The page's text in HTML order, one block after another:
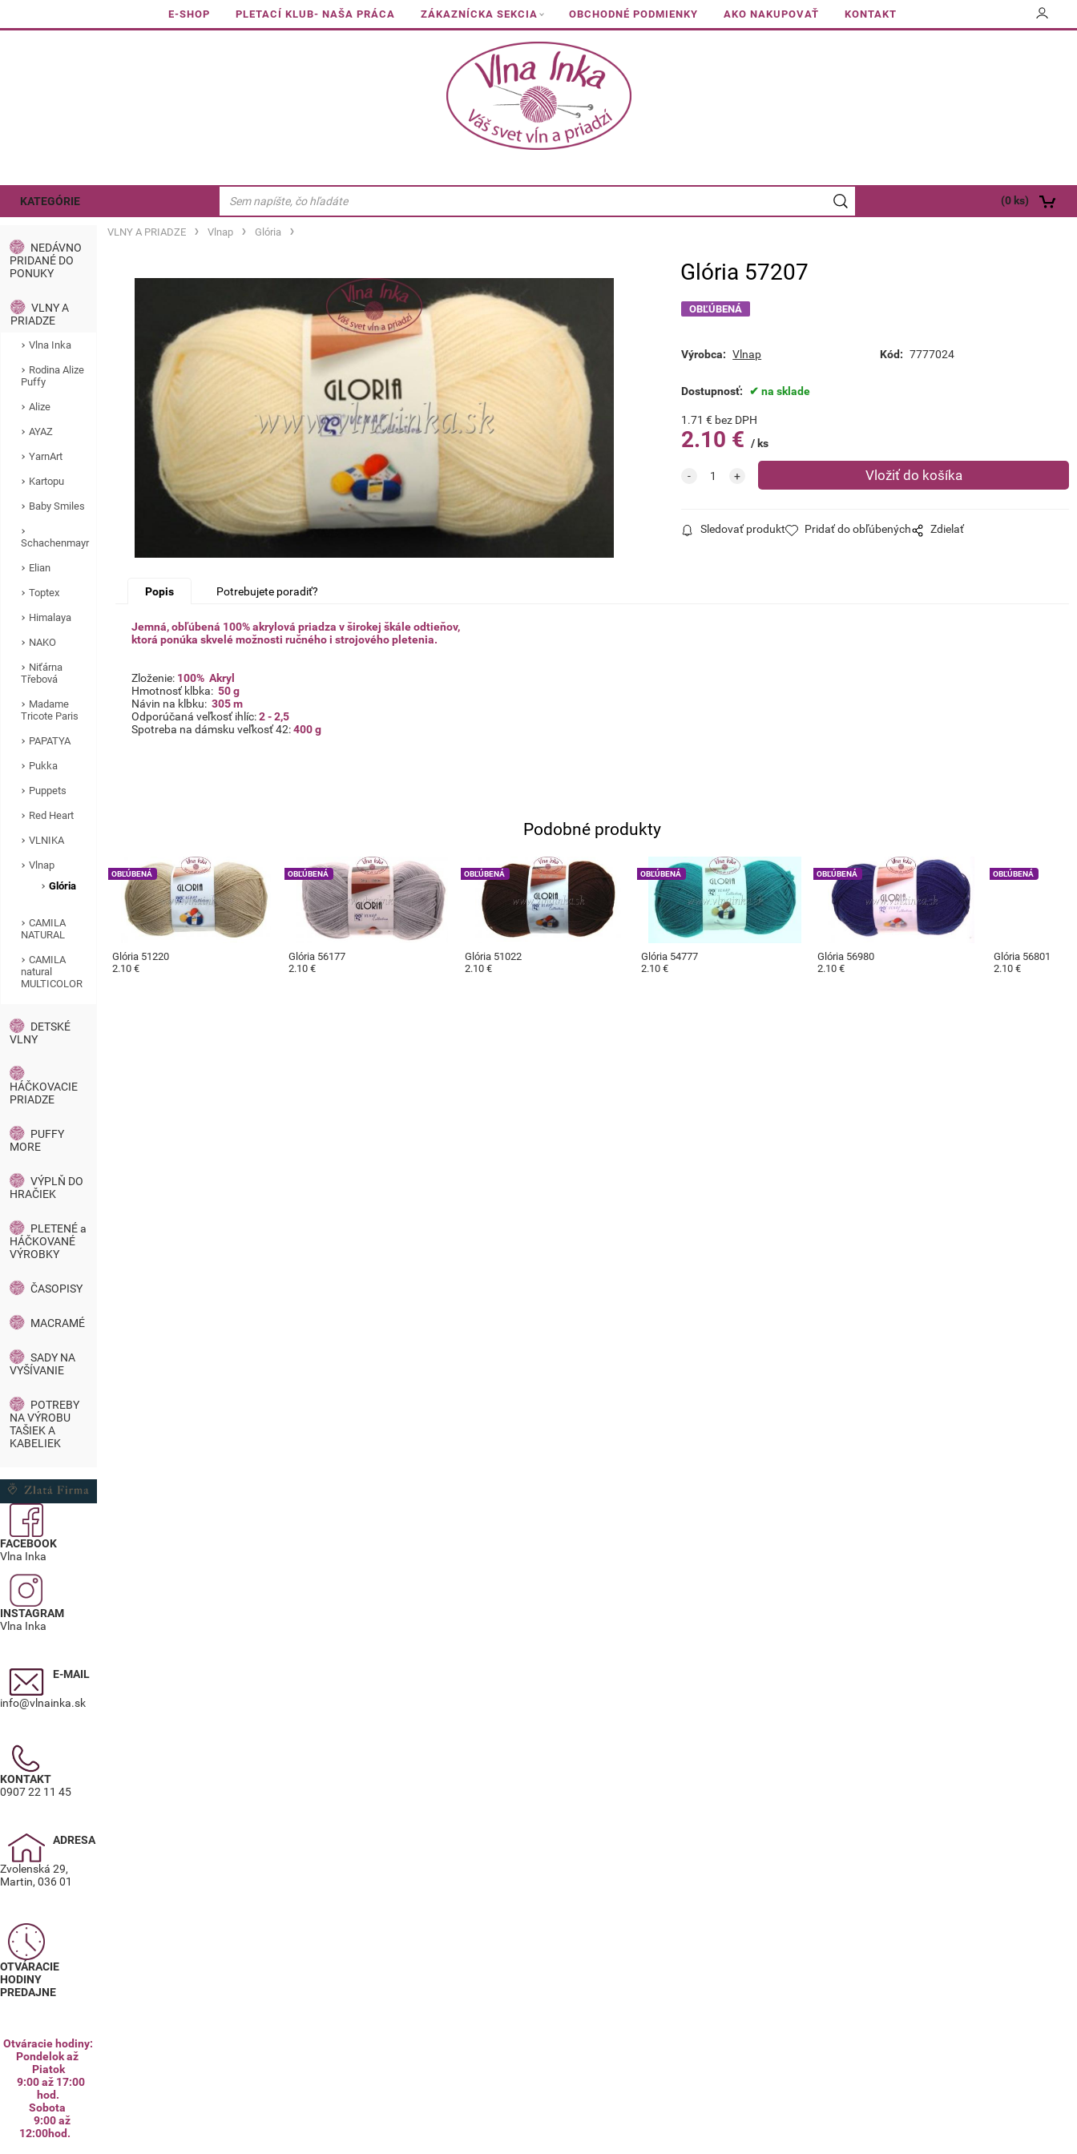
E-SHOP PLETACÍ KLUB- NAŠA PRÁCA ZÁKAZNÍCKA SEKCIA OBCHODNÉ PODMIENKY AKO NAKUPOVAŤ KONTAKT
KATEGÓRIE (0 ks)
NEDÁVNO
PRIDANÉ DO
PONUKY
VLNY A
PRIADZE
Vlna Inka
Rodina Alize
Puffy
Alize
AYAZ
YarnArt
Kartopu
Baby Smiles
Schachenmayr
Elian
Toptex
Himalaya
NAKO
Niťárna
Třebová
Madame
Tricote Paris
PAPATYA
Pukka
Puppets
Red Heart
VLNIKA
Vlnap
Glória
CAMILA
NATURAL
CAMILA
natural
MULTICOLOR
DETSKÉ
VLNY
HÁČKOVACIE
PRIADZE
PUFFY
MORE
VÝPLŇ DO
HRAČIEK
PLETENÉ a
HÁČKOVANÉ
VÝROBKY
ČASOPISY
MACRAMÉ
SADY NA
VYŠÍVANIE
POTREBY
NA VÝROBU
TAŠIEK A
KABELIEK
FACEBOOK
Vlna Inka
INSTAGRAM
Vlna Inka
E-MAIL
info@vlnainka.sk
KONTAKT
0907 22 11 45
ADRESA
Zvolenská 29,
Martin, 036 01
OTVÁRACIE
HODINY
PREDAJNE
Otváracie hodiny:
Pondelok až
Piatok
9:00 až 17:00
hod.
Sobota
9:00 až
12:00hod.
VLNY A PRIADZE Vlnap Glória
Glória 57207
OBĽÚBENÁ
Výrobca: Vlnap Kód: 7777024
Dostupnosť: na sklade
1.71 € bez DPH
2.10 € ks
Sledovať produkt Pridať do obľúbených Zdielať
Popis Potrebujete poradiť?
Jemná, obľúbená 100% akrylová priadza v širokej škále odtieňov,
ktorá ponúka skvelé možnosti ručného i strojového pletenia.
Zloženie: 100% Akryl
Hmotnosť klbka: 50 g
Návin na klbku:305 m
Odporúčaná veľkosť ihlíc: 2 - 2,5
Spotreba na dámsku veľkosť 42: 400 g
Podobné produkty
Glória 51220
OBĽÚBENÁ
2.10 €
Glória 56177
OBĽÚBENÁ
2.10 €
Glória 51022
OBĽÚBENÁ
2.10 €
Glória 54777
OBĽÚBENÁ
2.10 €
Glória 56980
OBĽÚBENÁ
2.10 €
Glória 56801
OBĽÚBENÁ
2.10 €